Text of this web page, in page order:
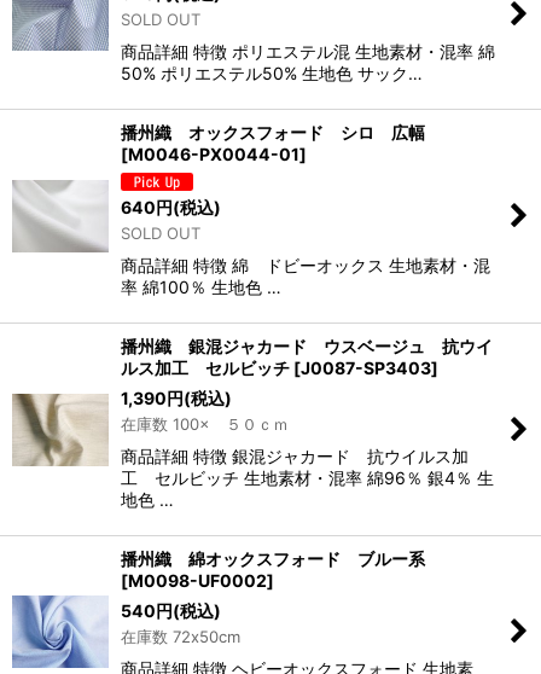
SOLD OUT
商品詳細 特徴 ポリエステル混 生地素材・混率 綿
50% ポリエステル50% 生地色 サック…
播州織 オックスフォード シロ 広幅
[M0046-PX0044-01]
640円(税込)
SOLD OUT
商品詳細 特徴 綿 ドビーオックス 生地素材・混
率 綿100％ 生地色 …
播州織 銀混ジャカード ウスベージュ 抗ウイ
ルス加工 セルビッチ [J0087-SP3403]
1,390円(税込)
在庫数 100× ５０ｃｍ
商品詳細 特徴 銀混ジャカード 抗ウイルス加
工 セルビッチ 生地素材・混率 綿96％ 銀4％ 生
地色 …
播州織 綿オックスフォード ブルー系
[M0098-UF0002]
540円(税込)
在庫数 72x50cm
商品詳細 特徴 ヘビーオックスフォード 生地素